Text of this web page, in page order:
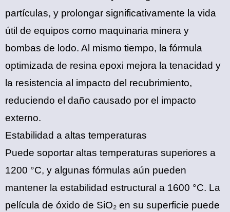
partículas, y prolongar significativamente la vida
útil de equipos como maquinaria minera y
bombas de lodo. Al mismo tiempo, la fórmula
optimizada de resina epoxi mejora la tenacidad y
la resistencia al impacto del recubrimiento,
reduciendo el daño causado por el impacto
externo.
‌Estabilidad a altas temperaturas‌
Puede soportar altas temperaturas superiores a
1200 °C, y algunas fórmulas aún pueden
mantener la estabilidad estructural a 1600 °C. La
película de óxido de SiO₂ en su superficie puede